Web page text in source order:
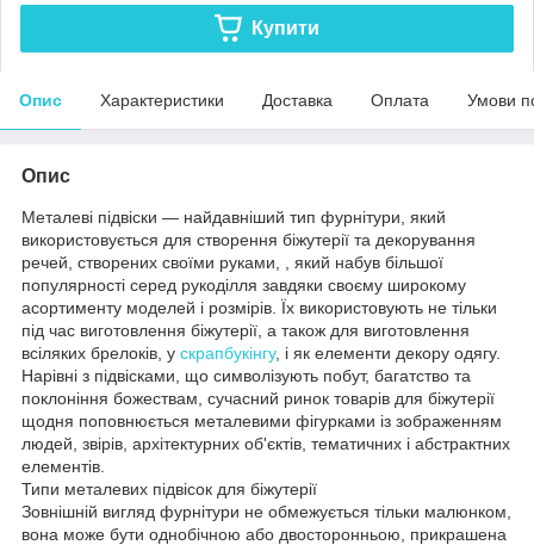
Купити
Опис Характеристики Доставка Оплата Умови
Опис
Металеві підвіски — найдавніший тип фурнітури, який
використовується для створення біжутерії та декорування
речей, створених своїми руками, , який набув більшої
популярності серед рукоділля завдяки своєму широкому
асортименту моделей і розмірів. Їх використовують не тільки
під час виготовлення біжутерії, а також для виготовлення
всіляких брелоків, у скрапбукінгу, і як елементи декору одягу.
Нарівні з підвісками, що символізують побут, багатство та
поклоніння божествам, сучасний ринок товарів для біжутерії
щодня поповнюється металевими фігурками із зображенням
людей, звірів, архітектурних об'єктів, тематичних і абстрактних
елементів.
Типи металевих підвісок для біжутерії
Зовнішній вигляд фурнітури не обмежується тільки малюнком,
вона може бути однобічною або двосторонньою, прикрашена